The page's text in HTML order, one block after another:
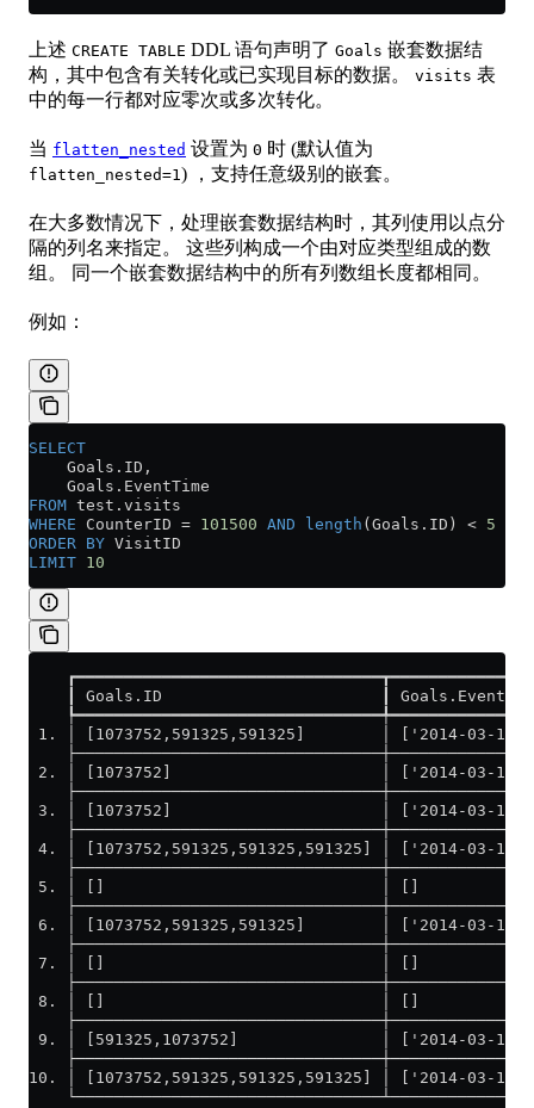
上述 CREATE TABLE DDL 语句声明了 Goals 嵌套数据结
构，其中包含有关转化或已实现目标的数据。 visits 表
中的每一行都对应零次或多次转化。
当 flatten_nested 设置为 0 时 (默认值为
flatten_nested=1) ，支持任意级别的嵌套。
在大多数情况下，处理嵌套数据结构时，其列使用以点分
隔的列名来指定。 这些列构成一个由对应类型组成的数
组。 同一个嵌套数据结构中的所有列数组长度都相同。
例如：
SELECT
    Goals
. ID ,
    Goals
. EventTime
FROM test . visits
WHERE CounterID = 101500 AND length ( Goals . ID ) < 5
ORDER BY VisitID
LIMIT 10
┃ Goals.ID                       ┃
1. │ [1073752,591325,591325]        │ ['2014-
2. │ [1073752]                      │ ['2014-
3. │ [1073752]                      │ ['2014-
4. │ [1073752,591325,591325,591325] │ ['2014-03-
5. │ []                             │ []
6. │ [1073752,591325,591325]        │ ['2014-
7. │ []                             │ []
8. │ []                             │ []
9. │ [591325,1073752]               │ ['2014-
10. │ [1073752,591325,591325,591325] │ ['2014-03-